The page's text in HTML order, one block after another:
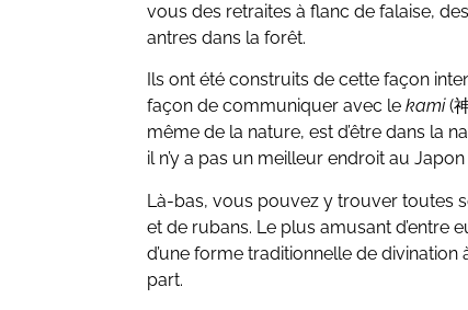
vous des retraites à flanc de falaise,
antres dans la forêt.
Ils ont été construits de cette façon
façon de communiquer avec lekami(
même de la nature, est d’être dans la
il n’y a pas un meilleur endroit au
Là-bas, vous pouvez y trouver toutes
et de rubans. Le plus amusant d’entre
d’une forme traditionnelle de
part.